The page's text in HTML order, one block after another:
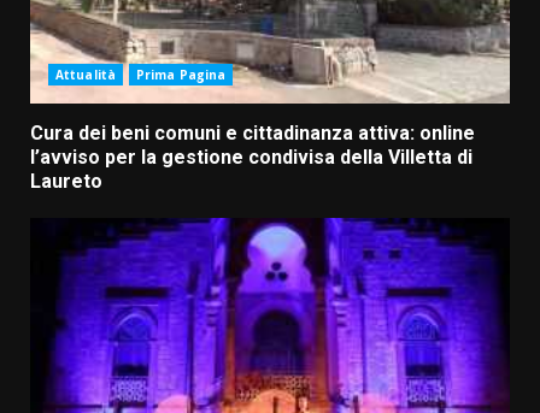
Attualità Prima Pagina
Cura dei beni comuni e cittadinanza attiva: online
l’avviso per la gestione condivisa della Villetta di
Laureto